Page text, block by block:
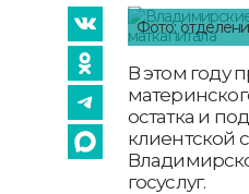
Фото:
В этом году
остатка и
клиентской
госуслуг.